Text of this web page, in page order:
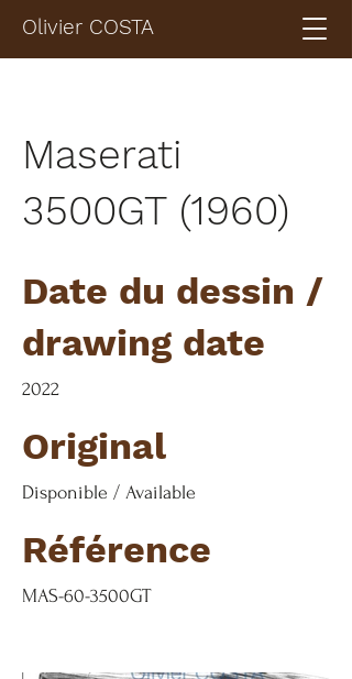
Olivier COSTA
Maserati
3500GT (1960)
Date du dessin /
drawing date
2022
Original
Disponible / Available
Référence
MAS-60-3500GT